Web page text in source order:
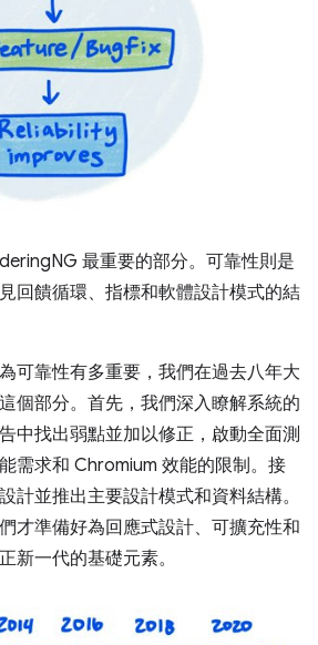
最重要的部分。可靠性則是
回饋循環、指標和軟體設計模式的結
可靠性有多重要，我們在過去八年大
個部分。首先，我們深入瞭解系統的
中找出弱點並加以修正，啟動全面測
需求和 Chromium 效能的限制。接
計並推出主要設計模式和資料結構。
才準備好為回應式設計、可擴充性和
新一代的基礎元素。